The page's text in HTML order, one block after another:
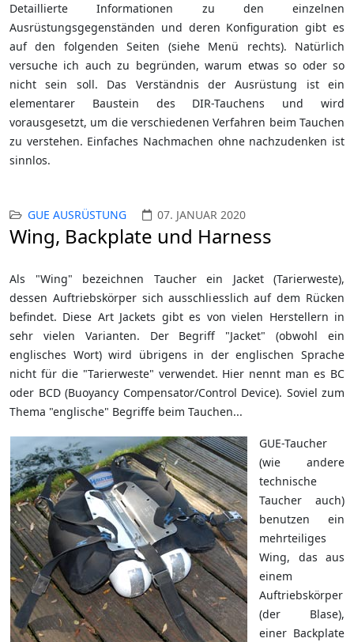
Detaillierte Informationen zu den einzelnen
Ausrüstungsgegenständen und deren Konfiguration gibt es
auf den folgenden Seiten (siehe Menü rechts). Natürlich
versuche ich auch zu begründen, warum etwas so oder so
nicht sein soll. Das Verständnis der Ausrüstung ist ein
elementarer Baustein des DIR-Tauchens und wird
vorausgesetzt, um die verschiedenen Verfahren beim Tauchen
zu verstehen. Einfaches Nachmachen ohne nachzudenken ist
sinnlos.
GUE AUSRÜSTUNG 07. JANUAR 2020
Wing, Backplate und Harness
Als "Wing" bezeichnen Taucher ein Jacket (Tarierweste),
dessen Auftriebskörper sich ausschliesslich auf dem Rücken
befindet. Diese Art Jackets gibt es von vielen Herstellern in
sehr vielen Varianten. Der Begriff "Jacket" (obwohl ein
englisches Wort) wird übrigens in der englischen Sprache
nicht für die "Tarierweste" verwendet. Hier nennt man es BC
oder BCD (Buoyancy Compensator/Control Device). Soviel zum
Thema "englische" Begriffe beim Tauchen...
GUE-Taucher
(wie andere
technische
Taucher auch)
benutzen ein
mehrteiliges
Wing, das aus
einem
Auftriebskörper
(der Blase),
einer Backplate